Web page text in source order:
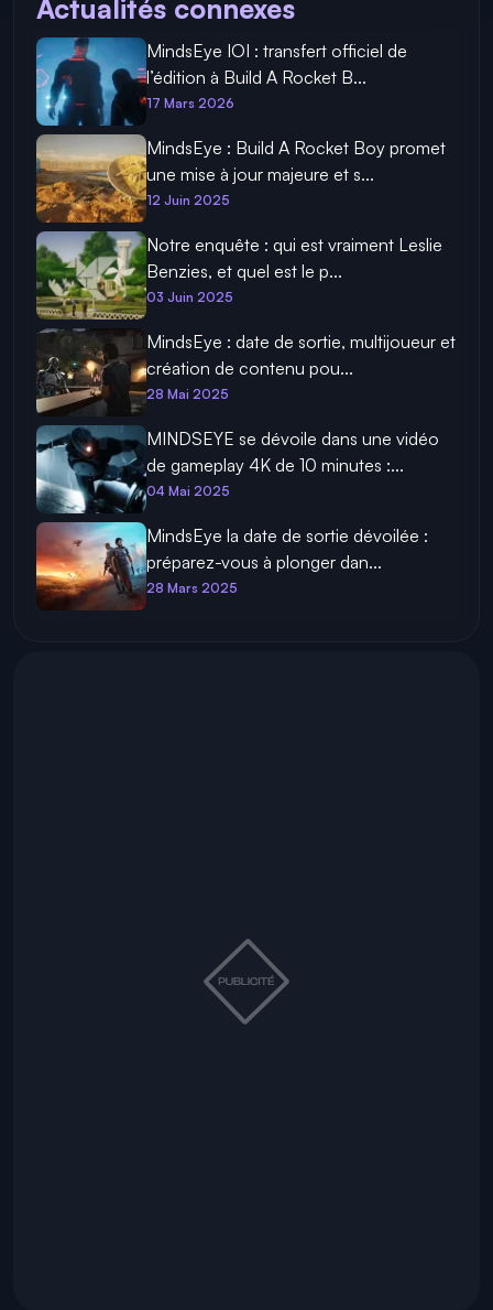
Actualités connexes
MindsEye IOI : transfert officiel de
l’édition à Build A Rocket B...
17 Mars 2026
MindsEye : Build A Rocket Boy promet
une mise à jour majeure et s...
12 Juin 2025
Notre enquête : qui est vraiment Leslie
Benzies, et quel est le p...
03 Juin 2025
MindsEye : date de sortie, multijoueur et
création de contenu pou...
28 Mai 2025
MINDSEYE se dévoile dans une vidéo
de gameplay 4K de 10 minutes :...
04 Mai 2025
MindsEye la date de sortie dévoilée :
préparez-vous à plonger dan...
28 Mars 2025